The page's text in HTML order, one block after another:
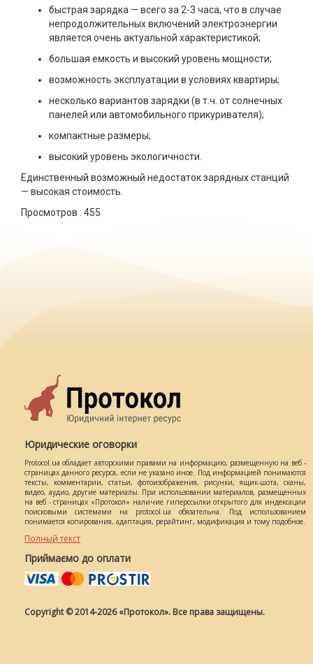
быстрая зарядка — всего за 2-3 часа, что в случае
непродолжительных включений электроэнергии
является очень актуальной характеристикой;
большая емкость и высокий уровень мощности;
возможность эксплуатации в условиях квартиры;
несколько вариантов зарядки (в т.ч. от солнечных
панелей или автомобильного прикуривателя);
компактные размеры;
высокий уровень экологичности.
Единственный возможный недостаток зарядных станций
— высокая стоимость.
Просмотров : 455
Юридические оговорки
Protocol.ua обладает авторскими правами на информацию, размещенную на веб -
страницах данного ресурса, если не указано иное. Под информацией понимаются
тексты, комментарии, статьи, фотоизображения, рисунки, ящик-шота, сканы,
видео, аудио, другие материалы. При использовании материалов, размещенных
на веб - страницах «Протокол» наличие гиперссылки открытого для индексации
поисковыми системами на protocol.ua обязательна. Под использованием
понимается копирования, адаптация, рерайтинг, модификация и тому подобное.
Полный текст
Приймаємо до оплати
Copyright © 2014-2026 «Протокол». Все права защищены.